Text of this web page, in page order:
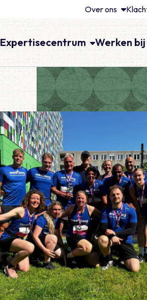
Over ons
Expertisecentrum Werken bij